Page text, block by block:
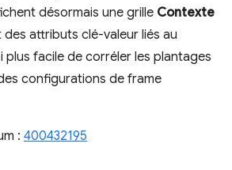
désormais une grille Contexte
attributs clé-valeur liés au
plus facile de corréler les plantages
configurations de frame
: 400432195